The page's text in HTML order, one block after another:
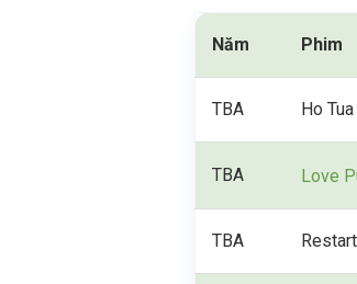
Năm Phim
TBA Ho
TBA Love
TBA Restart